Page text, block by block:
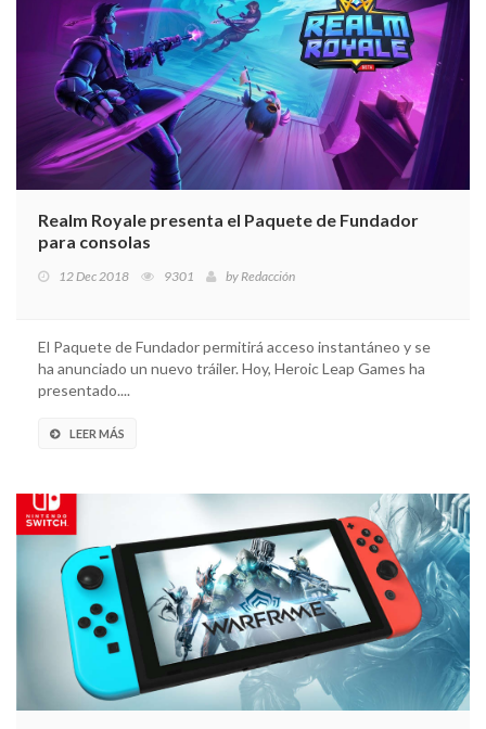
Realm Royale presenta el Paquete de Fundador
para consolas
12 Dec 2018 9301 byRedacción
El Paquete de Fundador permitirá acceso instantáneo y se
ha anunciado un nuevo tráiler. Hoy, Heroic Leap Games ha
presentado....
LEER MÁS